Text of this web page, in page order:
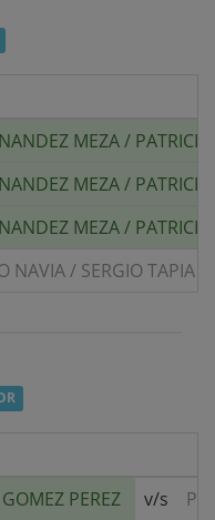
MEZA/
MEZA/
MEZA/
NAVIA/ SERGIO TAPIA
PEREZ v/s